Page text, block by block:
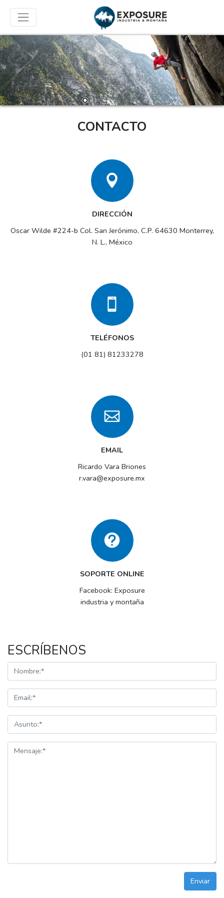
CONTACTO
DIRECCIÓN
Oscar Wilde #224-b Col. San Jerónimo, C.P. 64630 Monterrey,
N. L., México
TELÉFONOS
(01 81) 81233278
EMAIL
Ricardo Vara Briones
r.vara@exposure.mx
SOPORTE ONLINE
Facebook: Exposure
industria y montaña
ESCRÍBENOS
Enviar